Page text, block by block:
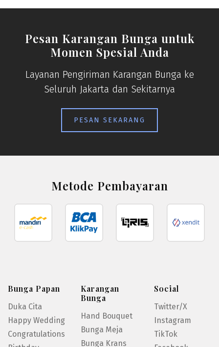
Pesan Karangan Bunga untuk
Momen Spesial Anda
Layanan Pengiriman Karangan Bunga ke
Seluruh Jakarta dan Sekitarnya
PESAN SEKARANG
Metode Pembayaran
Bunga Papan
Duka Cita
Happy Wedding
Congratulations
Karangan
Bunga
Hand Bouquet
Bunga Meja
Bunga Krans
Social
Twitter/X
Instagram
TikTok